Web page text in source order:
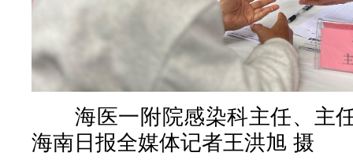
海医一附院感染科主任、主
海南日报全媒体记者王洪旭 摄